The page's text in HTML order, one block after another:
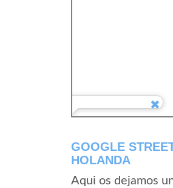
GOOGLE
HOLANDA
Aqui os dejamos